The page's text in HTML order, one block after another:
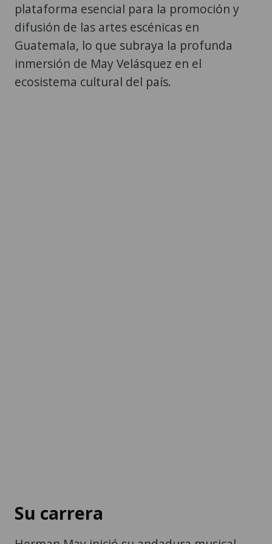
plataforma esencial para la promoción y
difusión de las artes escénicas en
Guatemala, lo que subraya la profunda
inmersión de May Velásquez en el
ecosistema cultural del país.
Su carrera